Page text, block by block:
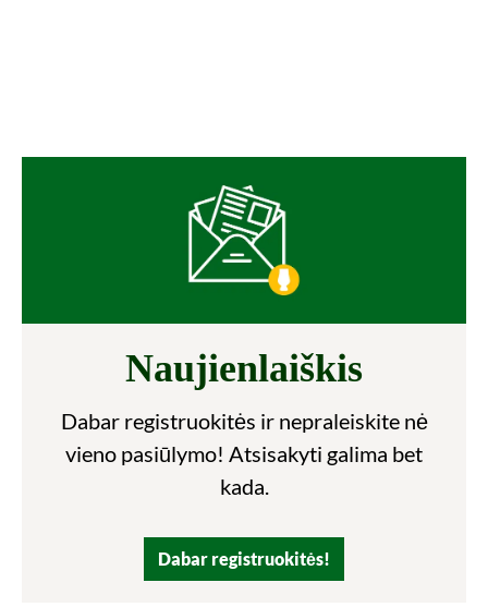
Naujienlaiškis
Dabar registruokitės ir nepraleiskite nė
vieno pasiūlymo! Atsisakyti galima bet
kada.
Dabar registruokitės!